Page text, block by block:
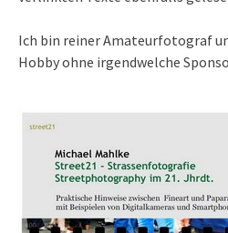
Ich bin reiner Amateurfotograf
Hobby ohne irgendwelche